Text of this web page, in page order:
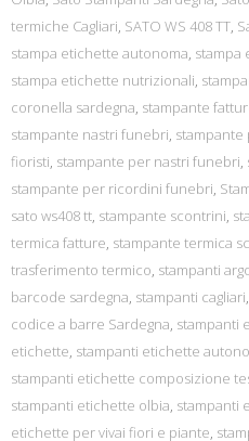
termiche Cagliari, SATO WS 408 TT,
stampa etichette autonoma, stampa
stampa etichette nutrizionali,
coronella sardegna, stampante
stampante nastri funebri,
fioristi, stampante per nastri funebri,
stampante per ricordini funebri,
sato ws408 tt, stampante scontrini,
termica fatture, stampante termica
trasferimento termico, stampanti
barcode sardegna, stampanti cagliari,
codice a barre Sardegna, stampanti
etichette, stampanti etichette
stampanti etichette composizione
stampanti etichette olbia, stampanti
etichette per vivai fiori e piante,